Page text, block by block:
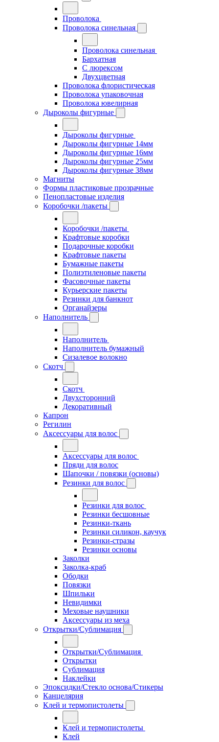
Проволока
Проволока синельная
Проволока синельная
Бархатная
С люрексом
Двухцветная
Проволока флористическая
Проволока упаковочная
Проволока ювелирная
Дыроколы фигурные
Дыроколы фигурные
Дыроколы фигурные 14мм
Дыроколы фигурные 16мм
Дыроколы фигурные 25мм
Дыроколы фигурные 38мм
Магниты
Формы пластиковые прозрачные
Пенопластовые изделия
Коробочки /пакеты
Коробочки /пакеты
Крафтовые коробки
Подарочные коробки
Крафтовые пакеты
Бумажные пакеты
Полиэтиленовые пакеты
Фасовочные пакеты
Курьерские пакеты
Резинки для банкнот
Органайзеры
Наполнитель
Наполнитель
Наполнитель бумажный
Сизалевое волокно
Скотч
Скотч
Двухсторонний
Декоративный
Капрон
Регилин
Аксессуары для волос
Аксессуары для волос
Пряди для волос
Шапочки / повязки (основы)
Резинки для волос
Резинки для волос
Резинки бесшовные
Резинки-ткань
Резинки силикон, каучук
Резинки-стразы
Резинки основы
Заколки
Заколка-краб
Ободки
Повязки
Шпильки
Невидимки
Меховые наушники
Аксессуары из меха
Открытки/Сублимация
Открытки/Сублимация
Открытки
Сублимация
Наклейки
Эпоксидки/Стекло основа/Стикеры
Канцелярия
Клей и термопистолеты
Клей и термопистолеты
Клей